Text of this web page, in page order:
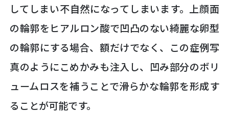
してしまい不自然になってしまいます。上顔面
の輪郭をヒアルロン酸で凹凸のない綺麗な卵型
の輪郭にする場合、額だけでなく、この症例写
真のようにこめかみも注入し、凹み部分のボリ
ュームロスを補うことで滑らかな輪郭を形成す
ることが可能です。